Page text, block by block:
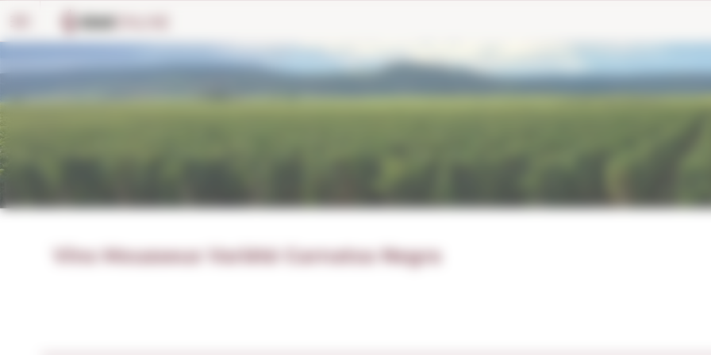
Panneau de gestion des cookies
Vins Mousseux Variété Garnatxa Negra